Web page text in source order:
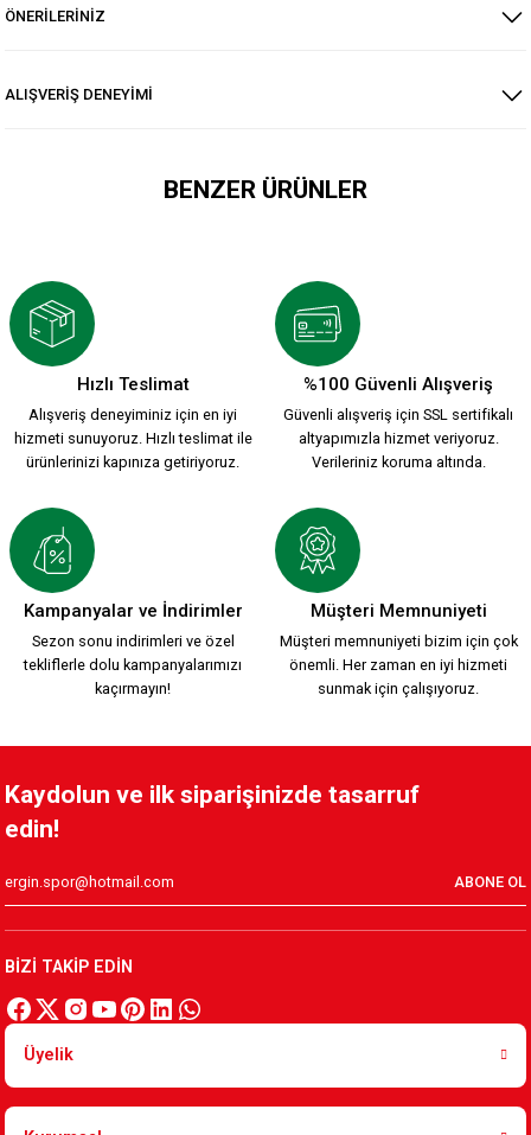
ÖNERİLERİNİZ
ALIŞVERİŞ DENEYİMİ
BENZER ÜRÜNLER
3.500,00 TL
HUMMEL DREAM HALF ZIP SWEATSHİRT S.
2.399,90 TL
KARŞIYAKA NAKIŞ LOGO KIRMIZI POLAR FERMUARLI
1.749,90 TL
KARŞIYAKA TRİBÜN PAMUKLU SWEATSHIRT Y.
2.599,90 TL
Hızlı Teslimat
Alışveriş deneyiminiz için en iyi
hizmeti sunuyoruz. Hızlı teslimat ile
ürünlerinizi kapınıza getiriyoruz.
%100 Güvenli Alışveriş
Güvenli alışveriş için SSL sertifikalı
altyapımızla hizmet veriyoruz.
Verileriniz koruma altında.
Kampanyalar ve İndirimler
Sezon sonu indirimleri ve özel
tekliflerle dolu kampanyalarımızı
kaçırmayın!
Müşteri Memnuniyeti
Müşteri memnuniyeti bizim için çok
önemli. Her zaman en iyi hizmeti
sunmak için çalışıyoruz.
Kaydolun ve ilk siparişinizde tasarruf
edin!
ABONE OL
BİZİ TAKİP EDİN
Üyelik